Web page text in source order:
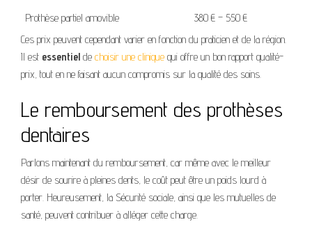
Prothèse partiel amovible
380 € – 550 €
Ces prix peuvent cependant varier en fonction du praticien et de la région.
Il est essentiel de choisir une clinique qui offre un bon rapport qualité-
prix, tout en ne faisant aucun compromis sur la qualité des soins.
Le remboursement des prothèses
dentaires
Parlons maintenant du remboursement, car même avec le meilleur
désir de sourire à pleines dents, le coût peut être un poids lourd à
porter. Heureusement, la Sécurité sociale, ainsi que les mutuelles de
santé, peuvent contribuer à alléger cette charge.